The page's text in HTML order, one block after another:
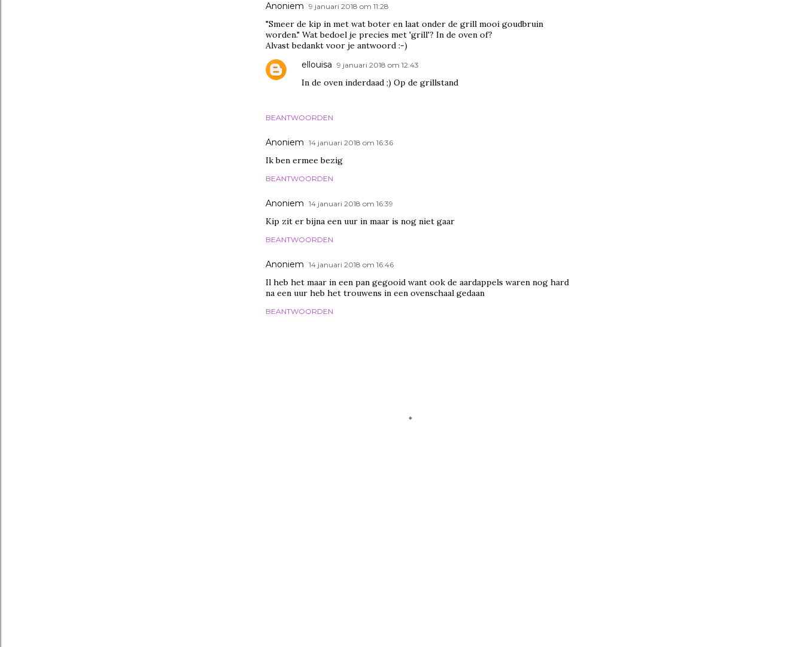
Anoniem 9 januari 2018 om 11:28
"Smeer de kip in met wat boter en laat onder de grill mooi goudbruin
worden." Wat bedoel je precies met 'grill'? In de oven of?
Alvast bedankt voor je antwoord :-)
BEANTWOORDEN
ellouisa 9 januari 2018 om 12:43
In de oven inderdaad ;) Op de grillstand
Anoniem 14 januari 2018 om 16:36
Ik ben ermee bezig
BEANTWOORDEN
Anoniem 14 januari 2018 om 16:39
Kip zit er bijna een uur in maar is nog niet gaar
BEANTWOORDEN
Anoniem 14 januari 2018 om 16:46
Il heb het maar in een pan gegooid want ook de aardappels waren nog hard
na een uur heb het trouwens in een ovenschaal gedaan
BEANTWOORDEN